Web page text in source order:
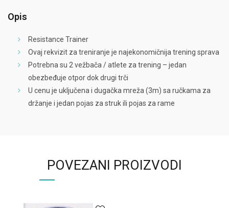
Opis
Resistance Trainer
Ovaj rekvizit za treniranje je najekonomičnija trening sprava
Potrebna su 2 vežbača / atlete za trening – jedan
obezbeđuje otpor dok drugi trči
U cenu je uključena i dugačka mreža (3m) sa ručkama za
držanje i jedan pojas za struk ili pojas za rame
POVEZANI PROIZVODI